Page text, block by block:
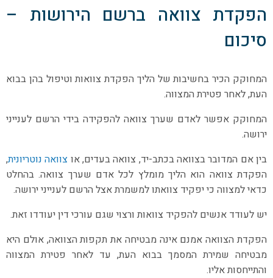
הפקדת צוואה ברשם הירושות –
סיכום
המחוקק הכיר בחשיבות של הליך הפקדת צוואות וטיפול בהן בבוא
העת, לאחר פטירת המצווה.
המחוקק אפשר לאדם שערך צוואה להפקידה בידי הרשם לענייני
ירושה.
בין אם המדובר בצוואה בכתב-יד, צוואה בעדים, או צוואה נוטריונית,
הפקדת צוואה הוא הליך מומלץ לכל אדם שערך צוואה. בהחלט
כדאי למצווה כי יפקיד צוואתו למשמרת אצל הרשם לענייני ירושה.
יש לעודד אנשים להפקיד צוואות ורצוי שגם עורכי דין יעודדו זאת.
הפקדת הצוואה אמנם אינה מבטיחה את תקפות הצוואה, אולם היא
מבטיחה שמירת המסמך בבוא העת, עד לאחר פטירת המצווה
והתייחסות אליו.